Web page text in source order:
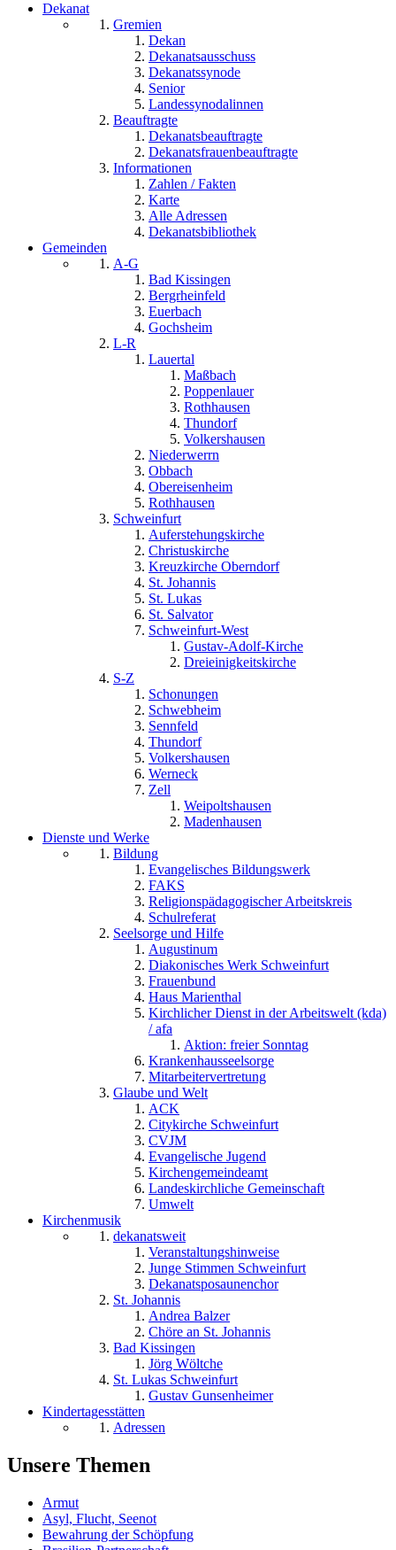
Dekanat
Gremien
Dekan
Dekanatsausschuss
Dekanatssynode
Senior
Landessynodalinnen
Beauftragte
Dekanatsbeauftragte
Dekanatsfrauenbeauftragte
Informationen
Zahlen / Fakten
Karte
Alle Adressen
Dekanatsbibliothek
Gemeinden
A-G
Bad Kissingen
Bergrheinfeld
Euerbach
Gochsheim
L-R
Lauertal
Maßbach
Poppenlauer
Rothhausen
Thundorf
Volkershausen
Niederwerrn
Obbach
Obereisenheim
Rothhausen
Schweinfurt
Auferstehungskirche
Christuskirche
Kreuzkirche Oberndorf
St. Johannis
St. Lukas
St. Salvator
Schweinfurt-West
Gustav-Adolf-Kirche
Dreieinigkeitskirche
S-Z
Schonungen
Schwebheim
Sennfeld
Thundorf
Volkershausen
Werneck
Zell
Weipoltshausen
Madenhausen
Dienste und Werke
Bildung
Evangelisches Bildungswerk
FAKS
Religionspädagogischer Arbeitskreis
Schulreferat
Seelsorge und Hilfe
Augustinum
Diakonisches Werk Schweinfurt
Frauenbund
Haus Marienthal
Kirchlicher Dienst in der Arbeitswelt (kda)
/ afa
Aktion: freier Sonntag
Krankenhausseelsorge
Mitarbeitervertretung
Glaube und Welt
ACK
Citykirche Schweinfurt
CVJM
Evangelische Jugend
Kirchengemeindeamt
Landeskirchliche Gemeinschaft
Umwelt
Kirchenmusik
dekanatsweit
Veranstaltungshinweise
Junge Stimmen Schweinfurt
Dekanatsposaunenchor
St. Johannis
Andrea Balzer
Chöre an St. Johannis
Bad Kissingen
Jörg Wöltche
St. Lukas Schweinfurt
Gustav Gunsenheimer
Kindertagesstätten
Adressen
Unsere Themen
Armut
Asyl, Flucht, Seenot
Bewahrung der Schöpfung